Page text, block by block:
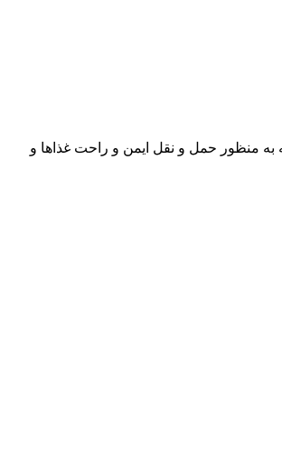
منظور حمل و نقل ایمن و راحت غذاها و